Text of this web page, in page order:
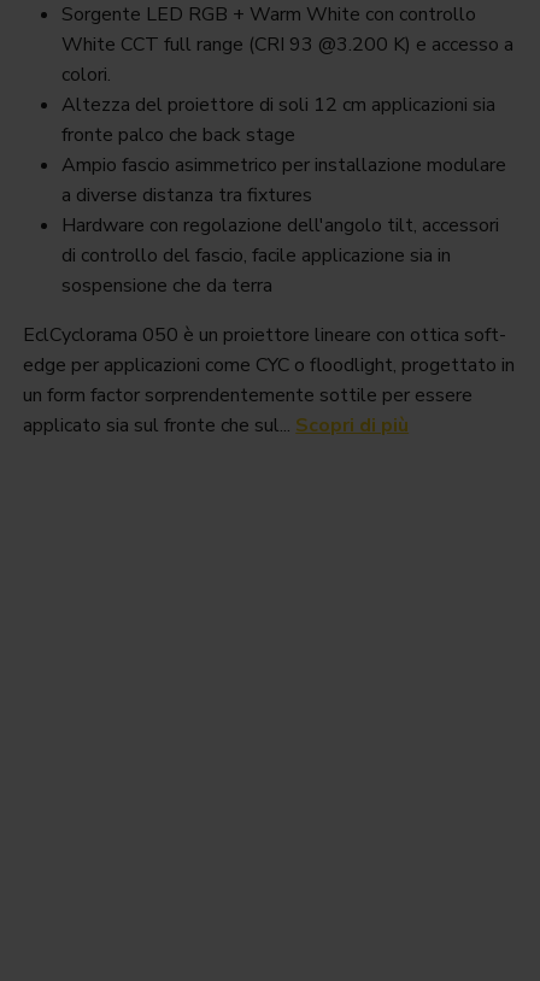
Sorgente LED RGB + Warm White con controllo
White CCT full range (CRI 93 @3.200 K) e accesso a
colori.
Altezza del proiettore di soli 12 cm applicazioni sia
fronte palco che back stage
Ampio fascio asimmetrico per installazione modulare
a diverse distanza tra fixtures
Hardware con regolazione dell'angolo tilt, accessori
di controllo del fascio, facile applicazione sia in
sospensione che da terra
EclCyclorama 050 è un proiettore lineare con ottica soft-
edge per applicazioni come CYC o floodlight, progettato in
un form factor sorprendentemente sottile per essere
applicato sia sul fronte che sul... Scopri di più